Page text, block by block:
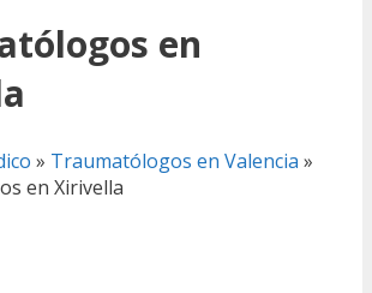
en
» Traumatólogos en Valencia »
en Xirivella